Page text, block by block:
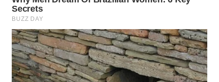
Wahana
Media
Group
WAHANA
NEWS